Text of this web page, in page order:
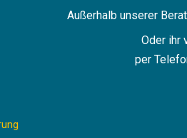
Außerhalb unserer
Oder ihr
per